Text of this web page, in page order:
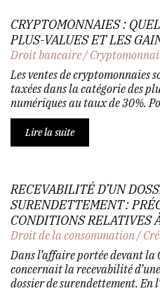
CRYPTOMONNAIES :
PLUS-VALUES ET LES
Droit bancaire/
Les ventes de cryptomonnaies
taxées dans la catégorie des
numériques au taux de 30%.
Lire la suite
RECEVABILITÉ D’UN
SURENDETTEMENT :
CONDITIONS RELATIVES
Droit de la consommation/
Dans l’affaire portée devant
concernait la recevabilité
dossier de surendettement. En